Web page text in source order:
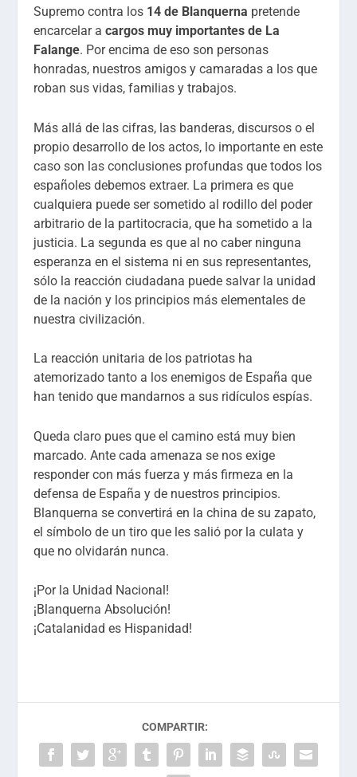
Supremo contra los 14 de Blanquerna pretende
encarcelar acargos muy importantes de La
Falange. Por encima de eso son personas
honradas, nuestros amigos y camaradas a los que
roban sus vidas, familias y trabajos.
Más allá de las cifras, las banderas, discursos o el
propio desarrollo de los actos, lo importante en este
caso son las conclusiones profundas que todos los
españoles debemos extraer. La primera es que
cualquiera puede ser sometido al rodillo del poder
arbitrario de la partitocracia, que ha sometido a la
justicia. La segunda es que al no caber ninguna
esperanza en el sistema ni en sus representantes,
sólo la reacción ciudadana puede salvar la unidad
de la nación y los principios más elementales de
nuestra civilización.
La reacción unitaria de los patriotas ha
atemorizado tanto a los enemigos de España que
han tenido que mandarnos a sus ridículos espías.
Queda claro pues que el camino está muy bien
marcado. Ante cada amenaza se nos exige
responder con más fuerza y más firmeza en la
defensa de España y de nuestros principios.
Blanquerna se convertirá en la china de su zapato,
el símbolo de un tiro que les salió por la culata y
que no olvidarán nunca.
¡Por la Unidad Nacional!
¡Blanquerna Absolución!
¡Catalanidad es Hispanidad!
COMPARTIR: